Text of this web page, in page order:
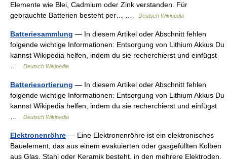
Elemente wie Blei, Cadmium oder Zink verstanden. Für
gebrauchte Batterien besteht per… …
Deutsch Wikipedia
Batteriesammlung — In diesem Artikel oder Abschnitt fehlen
folgende wichtige Informationen: Entsorgung von Lithium Akkus Du
kannst Wikipedia helfen, indem du sie recherchierst und einfügst
Deutsch Wikipedia
Batteriesortierung — In diesem Artikel oder Abschnitt fehlen
folgende wichtige Informationen: Entsorgung von Lithium Akkus Du
kannst Wikipedia helfen, indem du sie recherchierst und einfügst
Deutsch Wikipedia
Elektronenröhre — Eine Elektronenröhre ist ein elektronisches
Bauelement, das aus einem evakuierten oder gasgefüllten Kolben
aus Glas, Stahl oder Keramik besteht, in den mehrere Elektroden,